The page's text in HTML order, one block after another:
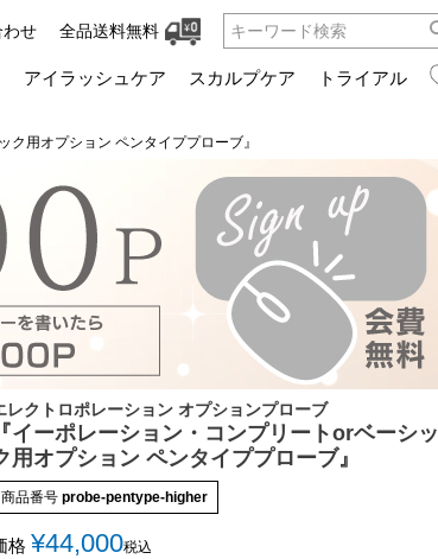
わせ 全品送料無料
アイラッシュケア スカルプケア トライアル
ク用オプション ペンタイププローブ』
レクトロポレーション オプションプローブ
『イーポレーション・コンプリートorベーシッ
用オプション ペンタイププローブ』
商品番号 probe-pentype-higher
格 ¥44,000税込